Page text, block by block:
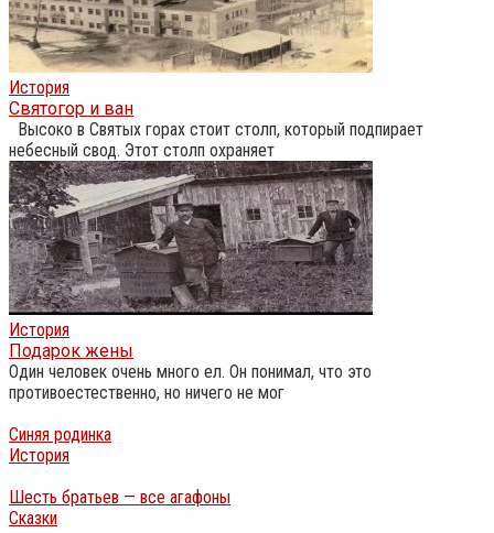
История
Святогор и ван
Высоко в Святых горах стоит столп, который подпирает
небесный свод. Этот столп охраняет
История
Подарок жены
Один человек очень много ел. Он понимал, что это
противоестественно, но ничего не мог
Синяя родинка
История
Шесть братьев — все агафоны
Сказки